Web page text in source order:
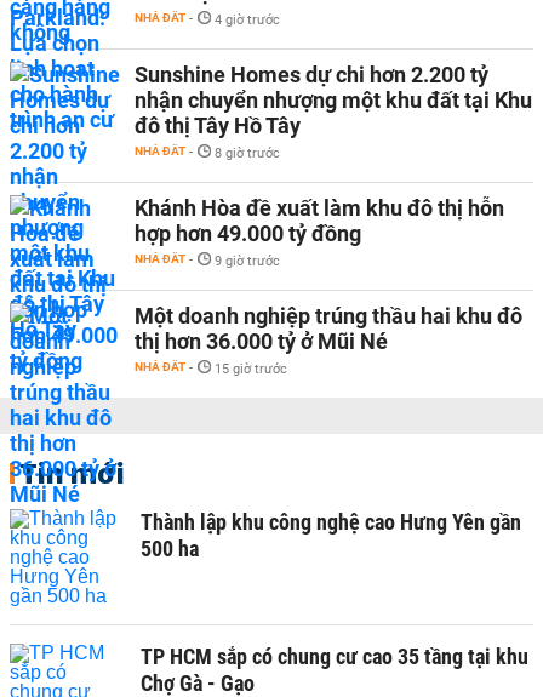
NHÀ ĐẤT - 4 giờ trước
Sunshine Homes dự chi hơn 2.200 tỷ
nhận chuyển nhượng một khu đất tại Khu
đô thị Tây Hồ Tây
NHÀ ĐẤT - 8 giờ trước
Khánh Hòa đề xuất làm khu đô thị hỗn
hợp hơn 49.000 tỷ đồng
NHÀ ĐẤT - 9 giờ trước
Một doanh nghiệp trúng thầu hai khu đô
thị hơn 36.000 tỷ ở Mũi Né
NHÀ ĐẤT - 15 giờ trước
Tin mới
Thành lập khu công nghệ cao Hưng Yên gần
500 ha
TP HCM sắp có chung cư cao 35 tầng tại khu
Chợ Gà - Gạo